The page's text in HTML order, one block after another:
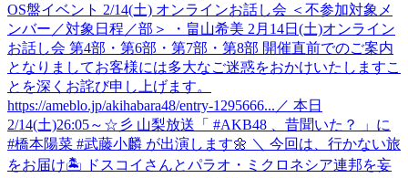
OS盤イベント 2/14(土) オンラインお話し会 ＜不参加対象メ
ンバー／対象日程／部＞ ・畠山希美 2月14日(土)オンライン
お話し会 第4部・第6部・第7部・第8部 開催直前でのご案内
となりましてお客様には多大なご迷惑をおかけいたしますこ
とを深くお詫び申し上げます。
https://ameblo.jp/akihabara48/entry-1295666... ／ 本日
2/14(土)26:05～☆彡 山梨放送「 #AKB48 、昔聞いた？ 」に
#橋本陽菜 #武藤小麟 が出演します🌼 ＼ 今回は、行かない旅
をお届け🏝️ ドスコイさんとパラオ・ミクロネシア連邦を妄